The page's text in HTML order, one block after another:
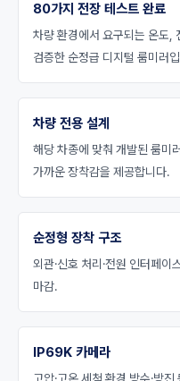
80가지 전장 테스트 완료
차량 환경에서 요구되는 온도,
검증한 순정급 디지털 룸미러
차량 전용 설계
해당 차종에 맞춰 개발된 룸미
가까운 장착감을 제공합니다.
순정형 장착 구조
외관·신호 처리·전원 인터페
마감.
IP69K 카메라